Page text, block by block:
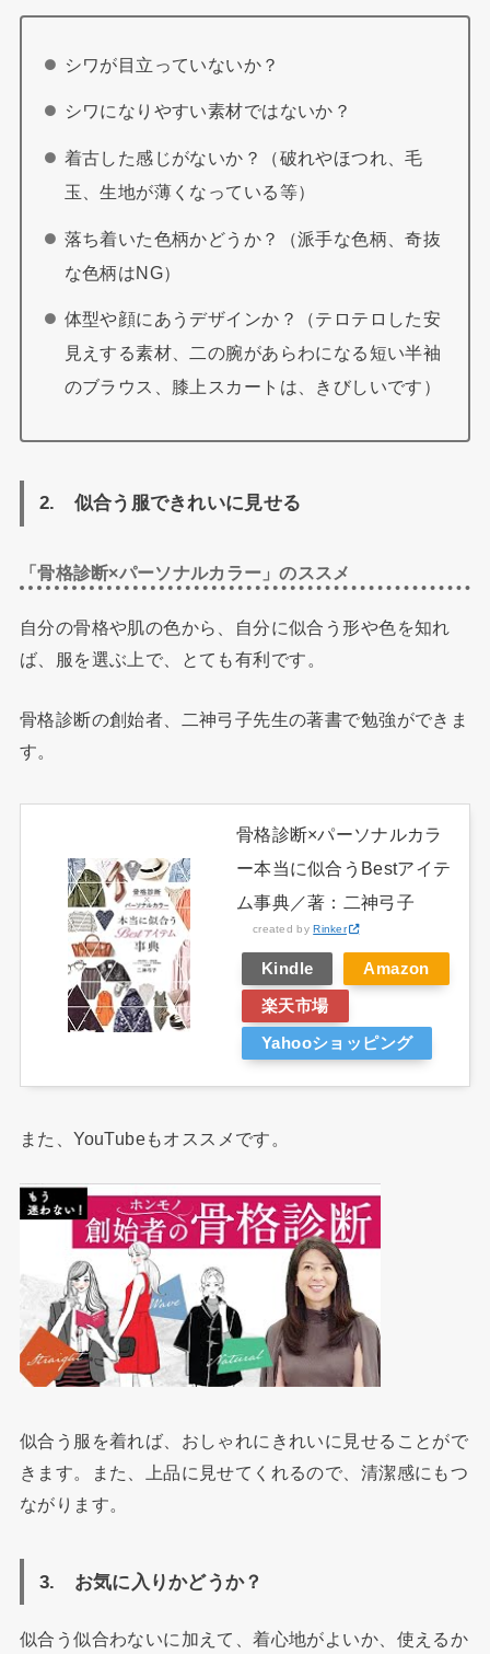
シワが目立っていないか？
シワになりやすい素材ではないか？
着古した感じがないか？（破れやほつれ、毛
玉、生地が薄くなっている等）
落ち着いた色柄かどうか？（派手な色柄、奇抜
な色柄はNG）
体型や顔にあうデザインか？（テロテロした安
見えする素材、二の腕があらわになる短い半袖
のブラウス、膝上スカートは、きびしいです）
2. 似合う服できれいに見せる
「骨格診断×パーソナルカラー」のススメ
自分の骨格や肌の色から、自分に似合う形や色を知れ
ば、服を選ぶ上で、とても有利です。
骨格診断の創始者、二神弓子先生の著書で勉強ができま
す。
骨格診断×パーソナルカラ
ー本当に似合うBestアイテ
ム事典／著：二神弓子
created byRinker
Kindle Amazon
楽天市場
Yahooショッピング
また、YouTubeもオススメです。
似合う服を着れば、おしゃれにきれいに見せることがで
きます。また、上品に見せてくれるので、清潔感にもつ
ながります。
3. お気に入りかどうか？
似合う似合わないに加えて、着心地がよいか、使えるか